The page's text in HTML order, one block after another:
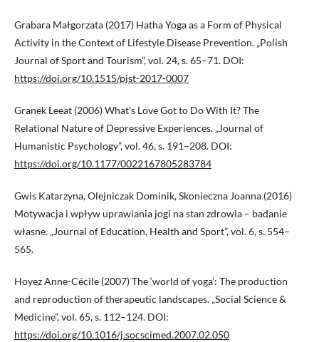
Grabara Małgorzata (2017) Hatha Yoga as a Form of Physical
Activity in the Context of Lifestyle Disease Prevention. „Polish
Journal of Sport and Tourism”, vol. 24, s. 65–71. DOI:
https://doi.org/10.1515/pjst-2017-0007
Granek Leeat (2006) What’s Love Got to Do With It? The
Relational Nature of Depressive Experiences. „Journal of
Humanistic Psychology”, vol. 46, s. 191–208. DOI:
https://doi.org/10.1177/0022167805283784
Gwis Katarzyna, Olejniczak Dominik, Skonieczna Joanna (2016)
Motywacja i wpływ uprawiania jogi na stan zdrowia – badanie
własne. „Journal of Education, Health and Sport”, vol. 6, s. 554–
565.
Hoyez Anne-Cécile (2007) The ‘world of yoga’: The production
and reproduction of therapeutic landscapes. „Social Science &
Medicine”, vol. 65, s. 112–124. DOI:
https://doi.org/10.1016/j.socscimed.2007.02.050